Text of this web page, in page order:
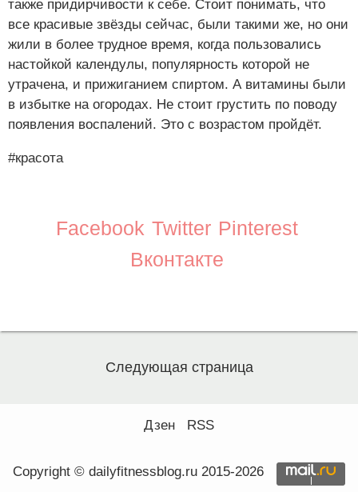
также придирчивости к себе. Стоит понимать, что
все красивые звёзды сейчас, были такими же, но они
жили в более трудное время, когда пользовались
настойкой календулы, популярность которой не
утрачена, и прижиганием спиртом. А витамины были
в избытке на огородах. Не стоит грустить по поводу
появления воспалений. Это с возрастом пройдёт.
#красота
Facebook Twitter Pinterest
Вконтакте
Следующая страница
Дзен RSS
Copyright © dailyfitnessblog.ru 2015-2026